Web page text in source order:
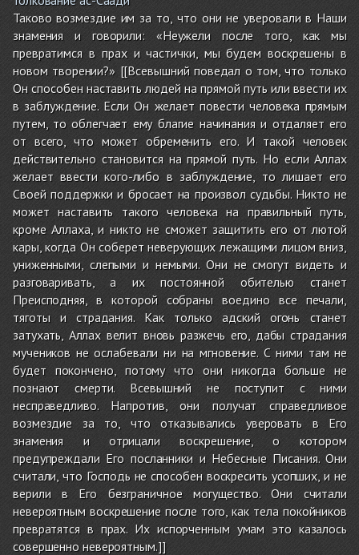
Таково возмездие им за то, что они не уверовали в Наши
знамения и говорили: «Неужели после того, как мы
превратимся в прах и частички, мы будем воскрешены в
новом творении?» [[Всевышний поведал о том, что только
Он способен наставить людей на прямой путь или ввести их
в заблуждение. Если Он желает повести человека прямым
путем, то облегчает ему благие начинания и отдаляет его
от всего, что может обременить его. И такой человек
действительно становится на прямой путь. Но если Аллах
желает ввести кого-либо в заблуждение, то лишает его
Своей поддержки и бросает на произвол судьбы. Никто не
может наставить такого человека на правильный путь,
кроме Аллаха, и никто не сможет защитить его от лютой
кары, когда Он соберет неверующих лежащими лицом вниз,
униженными, слепыми и немыми. Они не смогут видеть и
разговаривать, а их постоянной обителью станет
Преисподняя, в которой собраны воедино все печали,
тяготы и страдания. Как только адский огонь станет
затухать, Аллах велит вновь разжечь его, дабы страдания
мучеников не ослабевали ни на мгновение. С ними там не
будет покончено, потому что они никогда больше не
познают смерти. Всевышний не поступит с ними
несправедливо. Напротив, они получат справедливое
возмездие за то, что отказывались уверовать в Его
знамения и отрицали воскрешение, о котором
предупреждали Его посланники и Небесные Писания. Они
считали, что Господь не способен воскресить усопших, и не
верили в Его безграничное могущество. Они считали
невероятным воскрешение после того, как тела покойников
превратятся в прах. Их испорченным умам это казалось
совершенно невероятным.]]